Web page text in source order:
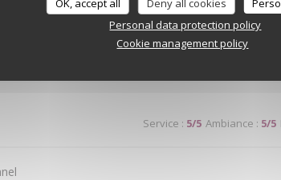
OK, accept all Deny all cookies
Personal data protection policy
Cookie management policy
Service: 5/5 Ambiance
Service : 5/5 Ambiance : 5/5